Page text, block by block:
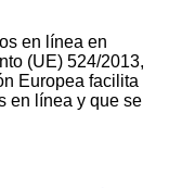
en línea en
(UE) 524/2013,
Europea facilita
en línea y que se